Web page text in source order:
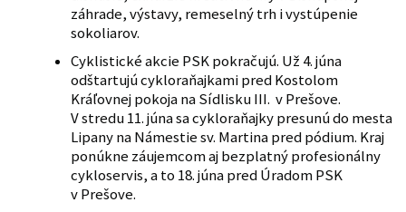
záhrade, výstavy, remeselný trh i vystúpenie
sokoliarov.
Cyklistické akcie PSK pokračujú. Už 4. júna
odštartujú cykloraňajkami pred Kostolom
Kráľovnej pokoja na Sídlisku III. v Prešove.
V stredu 11. júna sa cykloraňajky presunú do mesta
Lipany na Námestie sv. Martina pred pódium. Kraj
ponúkne záujemcom aj bezplatný profesionálny
cykloservis, a to 18. júna pred Úradom PSK
v Prešove.